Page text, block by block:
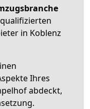
in Koblenz
Ihres
abdeckt,